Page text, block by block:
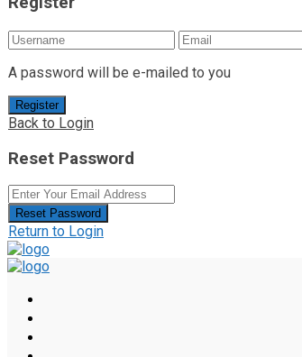
A password will be e-mailed to you
Register
Back to Login
Reset Password
Reset Password
Return to Login